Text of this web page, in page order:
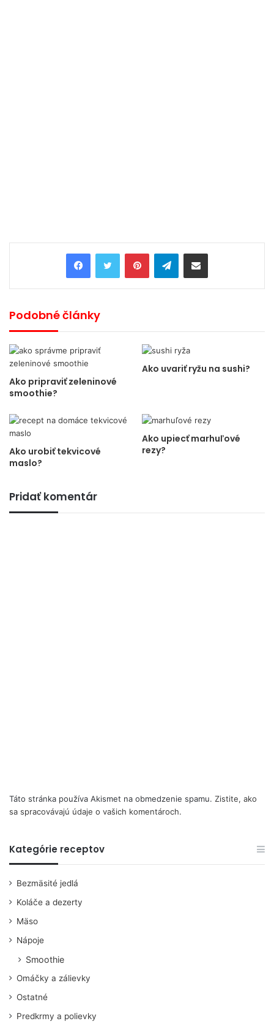
PinterestTelegramShare via Email
Podobné články
Ako pripraviť zeleninové
smoothie?
Ako uvariť ryžu na sushi?
Ako urobiť tekvicové
maslo?
Ako upiecť marhuľové
rezy?
Pridať komentár
Táto stránka používa Akismet na obmedzenie spamu. Zistite, ako
sa spracovávajú údaje o vašich komentároch.
Kategórie receptov
Bezmäsité jedlá
Koláče a dezerty
Mäso
Nápoje
Smoothie
Omáčky a zálievky
Ostatné
Predkrmy a polievky